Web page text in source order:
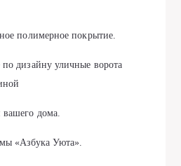
полимерное покрытие.
дизайну уличные ворота
вашего дома.
«Азбука Уюта».